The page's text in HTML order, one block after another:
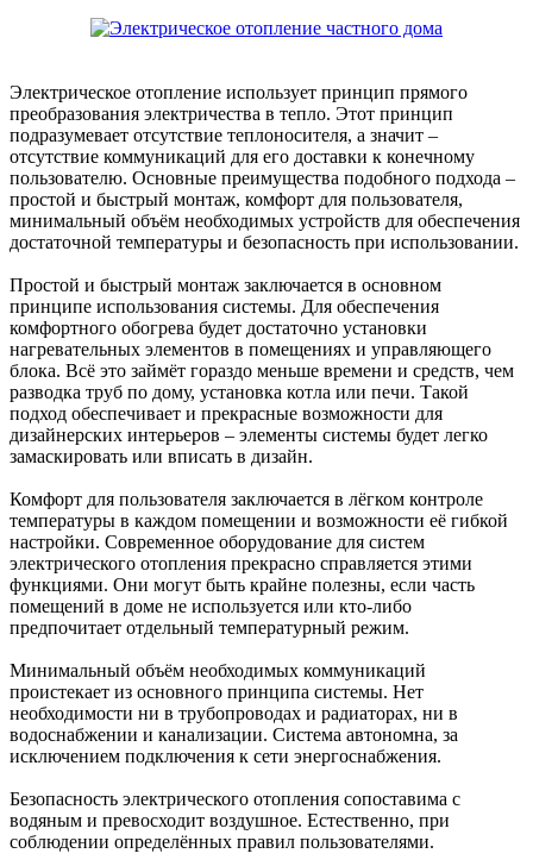
Электрическое отопление использует принцип прямого
преобразования электричества в тепло. Этот принцип
подразумевает отсутствие теплоносителя, а значит –
отсутствие коммуникаций для его доставки к конечному
пользователю. Основные преимущества подобного подхода –
простой и быстрый монтаж, комфорт для пользователя,
минимальный объём необходимых устройств для обеспечения
достаточной температуры и безопасность при использовании.
Простой и быстрый монтаж заключается в основном
принципе использования системы. Для обеспечения
комфортного обогрева будет достаточно установки
нагревательных элементов в помещениях и управляющего
блока. Всё это займёт гораздо меньше времени и средств, чем
разводка труб по дому, установка котла или печи. Такой
подход обеспечивает и прекрасные возможности для
дизайнерских интерьеров – элементы системы будет легко
замаскировать или вписать в дизайн.
Комфорт для пользователя заключается в лёгком контроле
температуры в каждом помещении и возможности её гибкой
настройки. Современное оборудование для систем
электрического отопления прекрасно справляется этими
функциями. Они могут быть крайне полезны, если часть
помещений в доме не используется или кто-либо
предпочитает отдельный температурный режим.
Минимальный объём необходимых коммуникаций
проистекает из основного принципа системы. Нет
необходимости ни в трубопроводах и радиаторах, ни в
водоснабжении и канализации. Система автономна, за
исключением подключения к сети энергоснабжения.
Безопасность электрического отопления сопоставима с
водяным и превосходит воздушное. Естественно, при
соблюдении определённых правил пользователями.